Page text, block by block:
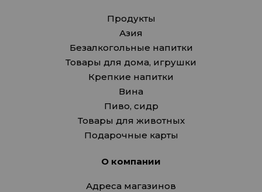
Продукты
Азия
Безалкогольные напитки
Товары для дома, игрушки
Крепкие напитки
Вина
Пиво, сидр
Товары для животных
Подарочные карты
О компании
Адреса магазинов